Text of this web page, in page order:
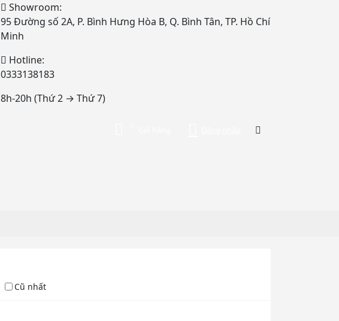
Showroom:
95 Đường số 2A, P. Bình Hưng Hòa B, Q. Bình Tân, TP. Hồ Chí
Minh
Hotline:
0333138183
8h-20h (Thứ 2 → Thứ 7)
Cũ nhất